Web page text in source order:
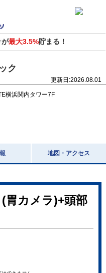
が最大3.5%貯まる！
ク
更新日:2026.08.01
横浜関内タワー7F
地図・アクセス
胃カメラ)+頭部